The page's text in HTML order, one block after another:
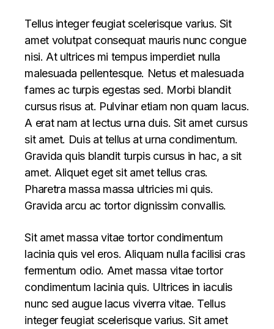
Tellus integer feugiat scelerisque varius. Sit
amet volutpat consequat mauris nunc congue
nisi. At ultrices mi tempus imperdiet nulla
malesuada pellentesque. Netus et malesuada
fames ac turpis egestas sed. Morbi blandit
cursus risus at. Pulvinar etiam non quam lacus.
A erat nam at lectus urna duis. Sit amet cursus
sit amet. Duis at tellus at urna condimentum.
Gravida quis blandit turpis cursus in hac, a sit
amet. Aliquet eget sit amet tellus cras.
Pharetra massa massa ultricies mi quis.
Gravida arcu ac tortor dignissim convallis.
Sit amet massa vitae tortor condimentum
lacinia quis vel eros. Aliquam nulla facilisi cras
fermentum odio. Amet massa vitae tortor
condimentum lacinia quis. Ultrices in iaculis
nunc sed augue lacus viverra vitae. Tellus
integer feugiat scelerisque varius. Sit amet